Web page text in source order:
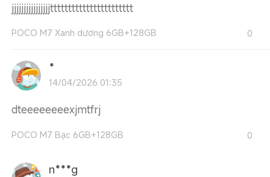
jjjjjjjjjjjjjjjjttttttttttttttttttttttt
POCO M7 Xanh dương 6GB+128GB 0
*
14/04/2026 01:35
dteeeeeeeexjmtfrj
POCO M7 Bạc 6GB+128GB 0
n***g